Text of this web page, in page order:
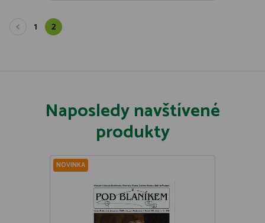
1 2
Naposledy navštívené
produkty
NOVINKA